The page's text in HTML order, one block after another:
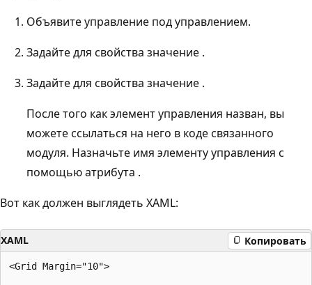
Объявите управление под управлением.
Задайте для свойства значение .
Задайте для свойства значение .
После того как элемент управления назван, вы
можете ссылаться на него в коде связанного
модуля. Назначьте имя элементу управления с
помощью атрибута .
Вот как должен выглядеть XAML:
XAML Копировать
<Grid Margin="10">